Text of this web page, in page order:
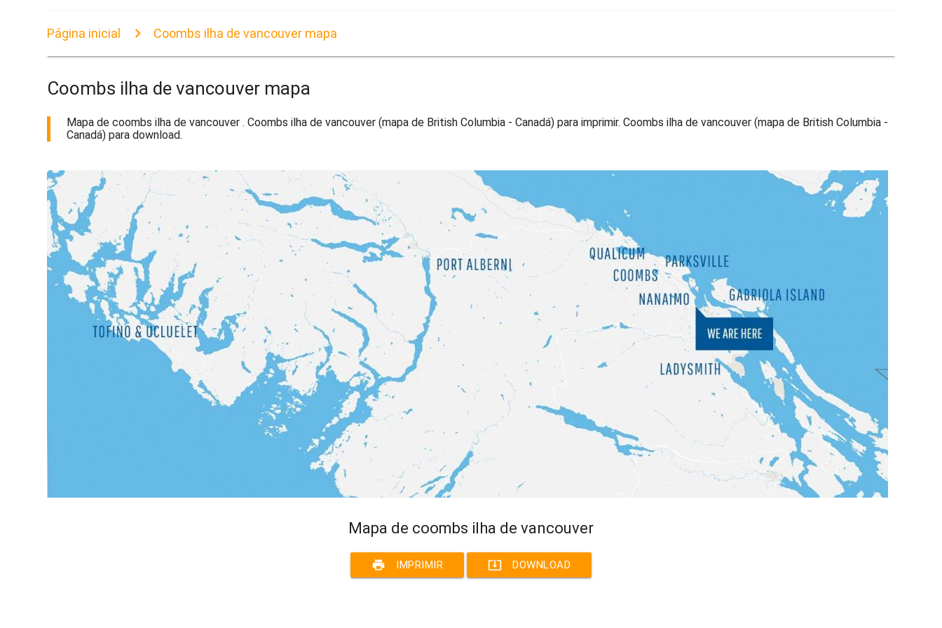
Página inicial Coombs ilha de vancouver mapa
Coombs ilha de vancouver mapa
Mapa de coombs ilha de vancouver . Coombs ilha de vancouver (mapa de British Columbia - Canadá) para imprimir. Coombs ilha de vancouver (mapa de British Columbia -
Canadá) para download.
Mapa de coombs ilha de vancouver
print IMPRIMIR system_update_alt DOWNLOAD